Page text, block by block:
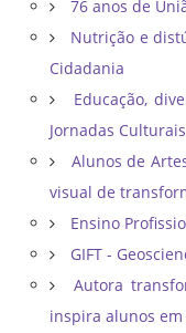
76 anos de
Nutrição e
Cidadania
Educação,
Jornadas
Alunos de
visual de
Ensino
GIFT -
Autora
inspira alunos